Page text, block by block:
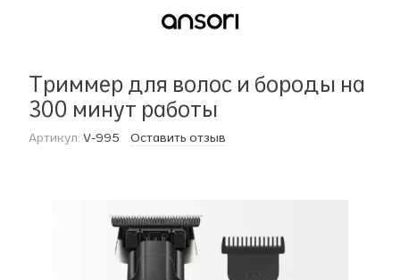
Триммер для волос и бороды на
300 минут работы
Артикул: V-995 Оставить отзыв